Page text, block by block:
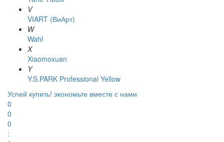
V
VIART (ВиАрт)
W
Wahl
X
Xiaomoxuan
Y
Y.S.PARK Professional Yellow
Успей купить! экономьте вместе с нами
0
0
0
: